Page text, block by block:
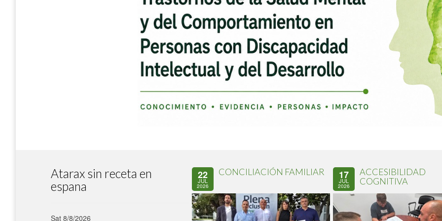
Atarax sin receta en
espana
Sat 8/8/2026
22
JUL
2026
CONCILIACIÓN FAMILIAR 17
JUL
2026
ACCESIBILIDAD
COGNITIVA